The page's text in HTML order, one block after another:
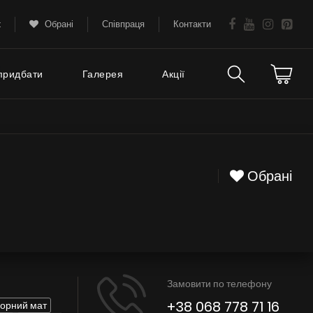
Обрані Співпраця Контакти
Технічна підтримка
Інструкції
Галерея Акції
Обрані
мат
Замовити по телефону
+38 068 778 71 16